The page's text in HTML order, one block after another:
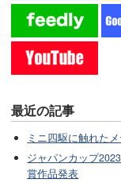
最近の記事
ミニ四駆に触れた
ジャパンカップ
賞作品発表